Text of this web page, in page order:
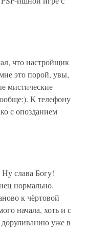
что настройщик
это порой, увы,
мистические
К телефону
с опозданием
слава Богу!
нормально.
к чёртовой
начала, хоть и с
уже в